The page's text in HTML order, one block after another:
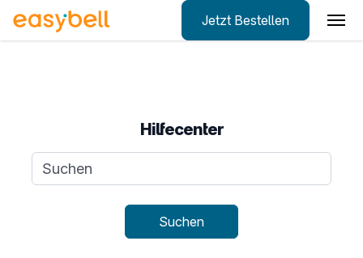
Jetzt Bestellen
Hilfecenter
Suchanfrage
Suchen